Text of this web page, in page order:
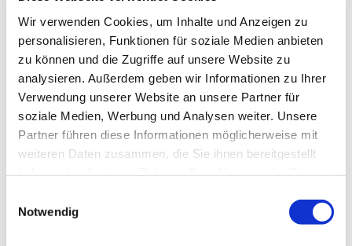
Wir verwenden Cookies, um Inhalte und Anzeigen zu
personalisieren, Funktionen für soziale Medien anbieten
zu können und die Zugriffe auf unsere Website zu
analysieren. Außerdem geben wir Informationen zu Ihrer
Verwendung unserer Website an unsere Partner für
soziale Medien, Werbung und Analysen weiter. Unsere
Partner führen diese Informationen möglicherweise mit
weiteren Daten zusammen, die Sie ihnen bereitgestellt
Notwendig
Orgeln in der Pfarrei